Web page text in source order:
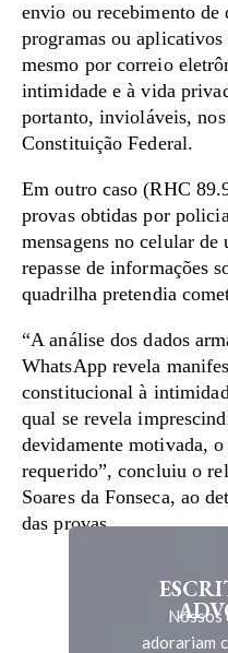
envio ou recebimento de
programas ou
mesmo por correio
intimidade e à vida
portanto, invioláveis,
Constituição Federal.
Em outro caso (RHC
provas obtidas por
mensagens no celular
repasse de informações
quadrilha pretendia
“A análise dos dados
WhatsApp revela
constitucional à
qual se revela
devidamente motivada,
requerido”, concluiu o
Soares da Fonseca, ao
das provas.
Nossos
adorariam